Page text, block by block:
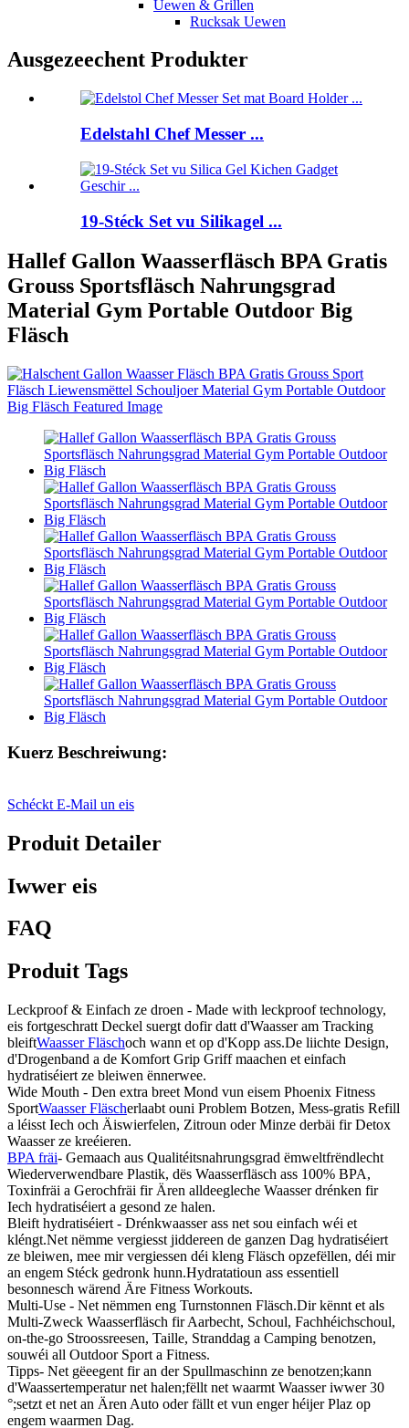
Uewen & Grillen
Rucksak Uewen
Ausgezeechent Produkter
Edelstahl Chef Messer ...
19-Stéck Set vu Silikagel ...
Hallef Gallon Waasserfläsch BPA Gratis
Grouss Sportsfläsch Nahrungsgrad
Material Gym Portable Outdoor Big
Fläsch
Kuerz Beschreiwung:
Schéckt E-Mail un eis
Produit Detailer
Iwwer eis
FAQ
Produit Tags
Leckproof & Einfach ze droen - Made with leckproof technology,
eis fortgeschratt Deckel suergt dofir datt d'Waasser am Tracking
bleiftWaasser Fläschoch wann et op d'Kopp ass.De liichte Design,
d'Drogenband a de Komfort Grip Griff maachen et einfach
hydratiséiert ze bleiwen ënnerwee.
Wide Mouth - Den extra breet Mond vun eisem Phoenix Fitness
SportWaasser Fläscherlaabt ouni Problem Botzen, Mess-gratis Refill
a léisst Iech och Äiswierfelen, Zitroun oder Minze derbäi fir Detox
Waasser ze kreéieren.
BPA fräi- Gemaach aus Qualitéitsnahrungsgrad ëmweltfrëndlecht
Wiederverwendbare Plastik, dës Waasserfläsch ass 100% BPA,
Toxinfräi a Gerochfräi fir Ären alldeegleche Waasser drénken fir
Iech hydratiséiert a gesond ze halen.
Bleift hydratiséiert - Drénkwaasser ass net sou einfach wéi et
kléngt.Net nëmme vergiesst jiddereen de ganzen Dag hydratiséiert
ze bleiwen, mee mir vergiessen déi kleng Fläsch opzefëllen, déi mir
an engem Stéck gedronk hunn.Hydratatioun ass essentiell
besonnesch wärend Äre Fitness Workouts.
Multi-Use - Net nëmmen eng Turnstonnen Fläsch.Dir kënnt et als
Multi-Zweck Waasserfläsch fir Aarbecht, Schoul, Fachhéichschoul,
on-the-go Stroossreesen, Taille, Stranddag a Camping benotzen,
souwéi all Outdoor Sport a Fitness.
Tipps- Net gëeegent fir an der Spullmaschinn ze benotzen;kann
d'Waassertemperatur net halen;fëllt net waarmt Waasser iwwer 30
°;setzt et net an Ären Auto oder fällt et vun enger héijer Plaz op
engem waarmen Dag.